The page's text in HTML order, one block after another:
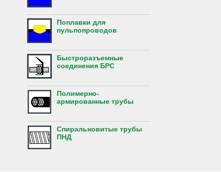
Поплавки для
пульпопроводов
Быстроразъемные
соединения БРС
Полимерно-
армированные трубы
Спиральновитые трубы
ПНД